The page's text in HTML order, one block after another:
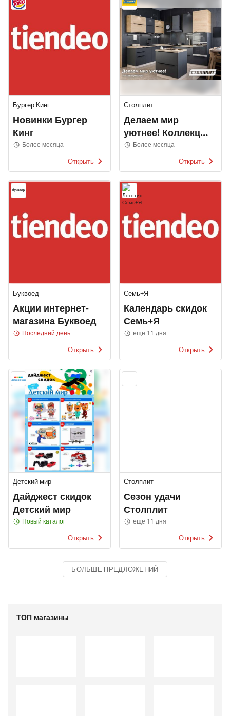
Бургер Кинг
Новинки Бургер
Кинг
Более месяца
Открыть
Столплит
Делаем мир
уютнее! Коллекция
2022Более месяца
Открыть
Буквоед
Акции интернет-
магазина Буквоед
Последний день
Открыть
Семь+Я
Календарь скидок
Семь+Я
еще 11 дня
Открыть
Детский мир
Дайджест скидок
Детский мир
Новый каталог
Открыть
Столплит
Сезон удачи
Столплит
еще 11 дня
Открыть
БОЛЬШЕ ПРЕДЛОЖЕНИЙ
ТОП магазины